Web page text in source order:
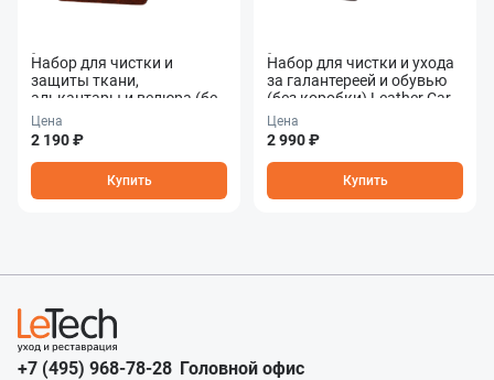
Набор для чистки и
защиты ткани,
алькантары и велюра (без
коробки) Fabric &
Alcantara Care Combo
Цена
2 190 ₽
Купить
Набор для чистки и ухода
за галантереей и обувью
(без коробки) Leather Care
Combo
Цена
2 990 ₽
Купить
+7 (495) 968-78-28 Головной офис